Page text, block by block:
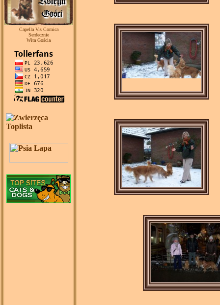
Capella Vis Comica
Serdecznie
Wita Gościa